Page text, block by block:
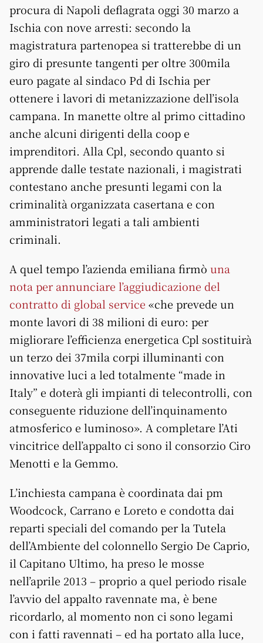
procura di Napoli deflagrata oggi 30 marzo a
Ischia con nove arresti: secondo la
magistratura partenopea si tratterebbe di un
giro di presunte tangenti per oltre 300mila
euro pagate al sindaco Pd di Ischia per
ottenere i lavori di metanizzazione dell’isola
campana. In manette oltre al primo cittadino
anche alcuni dirigenti della coop e
imprenditori. Alla Cpl, secondo quanto si
apprende dalle testate nazionali, i magistrati
contestano anche presunti legami con la
criminalità organizzata casertana e con
amministratori legati a tali ambienti
criminali.
A quel tempo l’azienda emiliana firmò una
nota per annunciare l’aggiudicazione del
contratto di global service «che prevede un
monte lavori di 38 milioni di euro: per
migliorare l’efficienza energetica Cpl sostituirà
un terzo dei 37mila corpi illuminanti con
innovative luci a led totalmente “made in
Italy” e doterà gli impianti di telecontrolli, con
conseguente riduzione dell’inquinamento
atmosferico e luminoso». A completare l’Ati
vincitrice dell’appalto ci sono il consorzio Ciro
Menotti e la Gemmo.
L’inchiesta campana è coordinata dai pm
Woodcock, Carrano e Loreto e condotta dai
reparti speciali del comando per la Tutela
dell’Ambiente del colonnello Sergio De Caprio,
il Capitano Ultimo, ha preso le mosse
nell’aprile 2013 – proprio a quel periodo risale
l’avvio del appalto ravennate ma, è bene
ricordarlo, al momento non ci sono legami
con i fatti ravennati – ed ha portato alla luce,